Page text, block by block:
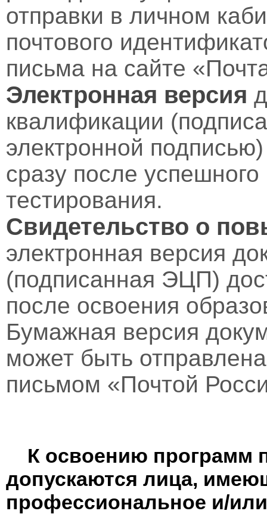
отправки в личном
почтового
письма на сайте
Электронная версия
квалификации
электронной
сразу после
тестирования.
Свидетельство о
электронная версия
(подписанная ЭЦП)
после освоения
Бумажная версия
может быть
письмом «Почтой
К освоению программ
допускаются лица,
профессиональное и/